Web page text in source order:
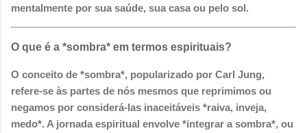
mentalmente por sua saúde, sua casa ou pelo sol.
O que é a *sombra* em termos espirituais?
O conceito de *sombra*, popularizado por Carl Jung,
refere-se às partes de nós mesmos que reprimimos ou
negamos por considerá-las inaceitáveis *raiva, inveja,
medo*. A jornada espiritual envolve *integrar a sombra*, ou